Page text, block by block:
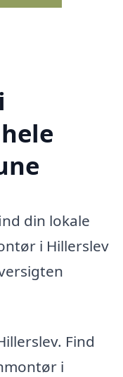
din lokale
i Hillerslev
Find
i